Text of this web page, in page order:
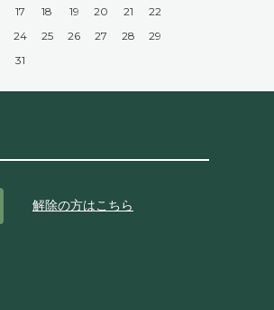
17 18 19 20 21
22
24 25 26 27 28
29
31
解除の方はこちら